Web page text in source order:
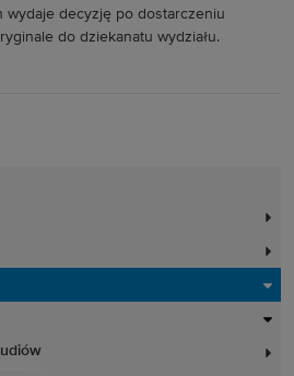
wydaje decyzję po dostarczeniu
do dziekanatu wydziału.